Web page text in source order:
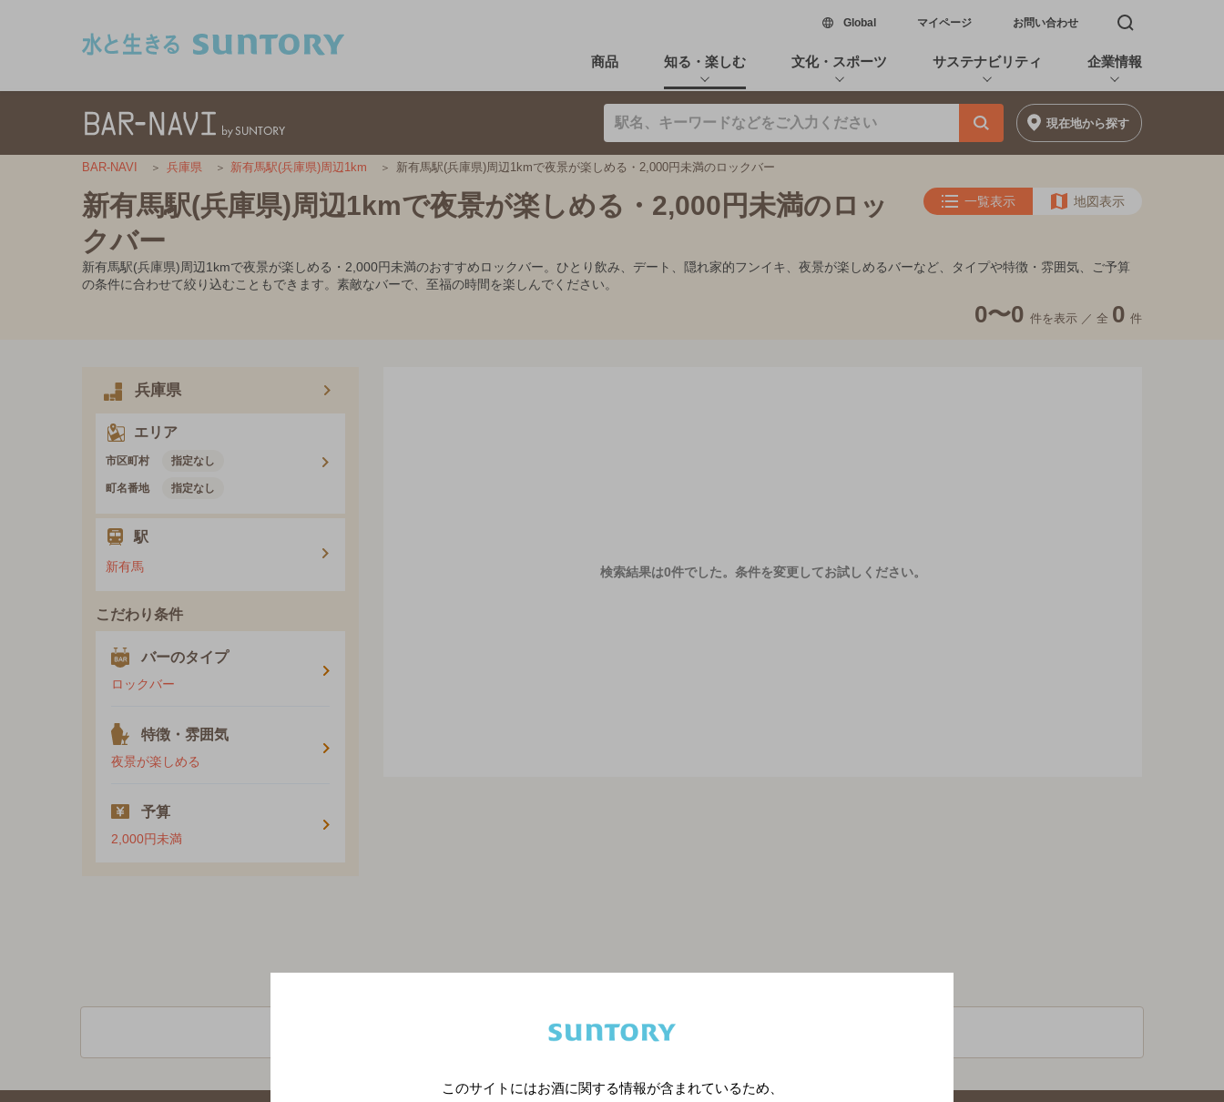
Global新しいウィンドウで開く
マイページ お問い合わせ 検索窓を開く
商品 知る・楽しむ 文化・スポーツ サステナビリティ 企業情報
現在地から探す
BAR-NAVI 兵庫県 新有馬駅(兵庫県)周辺1km 新有馬駅(兵庫県)周辺1kmで夜景が楽しめる・2,000円未満のロックバー
新有馬駅(兵庫県)周辺1kmで夜景が楽しめる・2,000円未満のロッ
クバー
一覧表示 地図表示
新有馬駅(兵庫県)周辺1kmで夜景が楽しめる・2,000円未満のおすすめロックバー。ひとり飲み、デート、隠れ家的フンイキ、夜景が楽しめるバーなど、タイプや特徴・雰囲気、ご予算
の条件に合わせて絞り込むこともできます。素敵なバーで、至福の時間を楽しんでください。
0〜0 件を表示 ／ 全 0 件
兵庫県
エリア
市区町村 指定なし
町名番地 指定なし
駅
新有馬
こだわり条件
バーのタイプ
ロックバー
特徴・雰囲気
夜景が楽しめる
予算
2,000円未満
検索結果は0件でした。 条件を変更してお試しください。
関連ページ
このサイトにはお酒に関する情報が含まれているため、